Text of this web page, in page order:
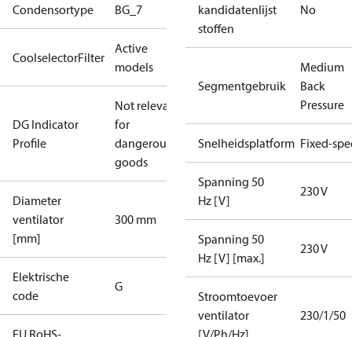
Condensortype BG_7
CoolselectorFilter
Active
models
DG Indicator
Profile
Not relevant
for
dangerous
goods
Diameter
ventilator
[mm]
300 mm
Elektrische
code
G
EU RoHS-
kandidatenlijst
stoffen
No
Segmentgebruik
Medium
Back
Pressure
Snelheidsplatform Fixed-
Spanning 50
Hz [V]
230 V
Spanning 50
Hz [V] [max.]
230 V
Stroomtoevoer
ventilator
[V/Ph/Hz]
230/1/50